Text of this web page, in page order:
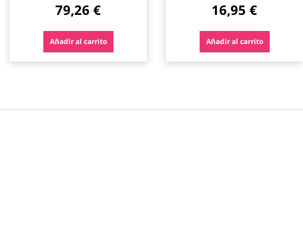
79,26 €
Añadir al carrito
16,95 €
Añadir al carrito